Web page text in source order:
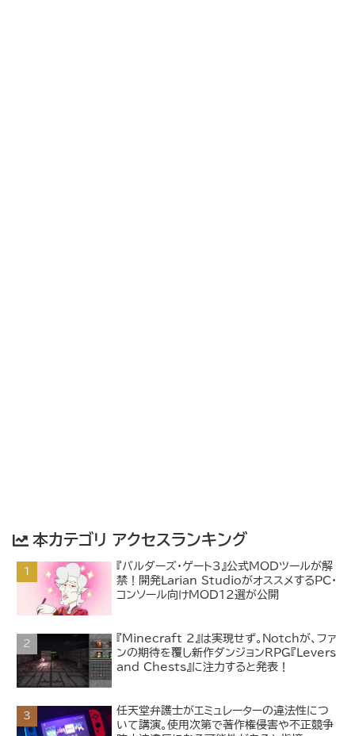
本カテゴリ アクセスランキング
『バルダーズ・ゲート3』公式MODツールが解
禁！開発Larian StudioがオススメするPC・
コンソール向けMOD12選が公開
『Minecraft 2』は実現せず。Notchが、ファ
ンの期待を覆し新作ダンジョンRPG『Levers
and Chests』に注力すると発表！
任天堂弁護士がエミュレーターの違法性につ
いて講演。使用次第で著作権侵害や不正競争